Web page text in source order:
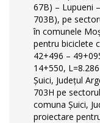
67B) – Lupueni
703B), pe
în comunele
pentru biciclete
42+496 –
14+550,
Șuici, Județul
703H pe
comuna Șuici,
proiectare